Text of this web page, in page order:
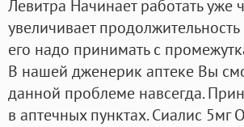
Левитра Начинает работать
увеличивает
его надо принимать с
В нашей дженерик аптеке Вы
данной проблеме навсегда.
в аптечных пунктах. Сиалис